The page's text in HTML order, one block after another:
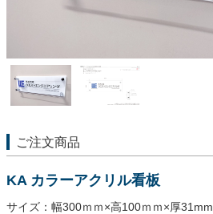
ご注文商品
KA カラーアクリル看板
サイズ：幅300ｍｍ×高100ｍｍ×厚31mm